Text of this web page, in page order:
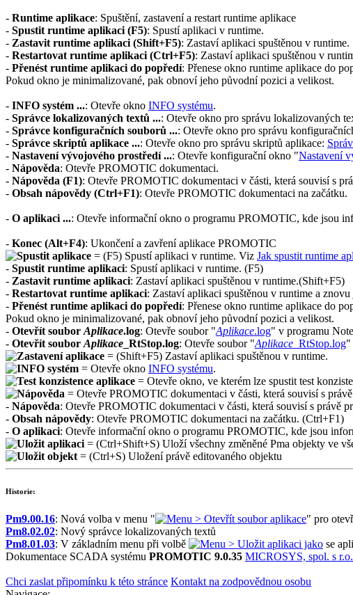
- Runtime aplikace: Spuštění, zastavení a restart runtime aplikace
- Spustit runtime aplikaci (F5): Spustí aplikaci v runtime.
- Zastavit runtime aplikaci (Shift+F5): Zastaví aplikaci spuštěnou v runtime.
- Restartovat runtime aplikaci (Ctrl+F5): Zastaví aplikaci spuštěnou v
- Přenést runtime aplikaci do popředí: Přenese okno runtime aplikace do
Pokud okno je minimalizované, pak obnoví jeho původní pozici a velikost.
- INFO systém ...: Otevře okno INFO systému.
- Správce lokalizovaných textů ...: Otevře okno pro správu lokalizovaných
- Správce konfiguračních souborů ...: Otevře okno pro správu
- Správce skriptů aplikace ...: Otevře okno pro správu skriptů aplikace:
- Nastavení vývojového prostředí ...: Otevře konfigurační okno "Nastavení
- Nápověda: Otevře PROMOTIC dokumentaci.
- Nápověda (F1): Otevře PROMOTIC dokumentaci v části, která souvisí s
- Obsah nápovědy (Ctrl+F1): Otevře PROMOTIC dokumentaci na začátku.
- O aplikaci ...: Otevře informační okno o programu PROMOTIC, kde jsou
- Konec (Alt+F4): Ukončení a zavření aplikace PROMOTIC
= (F5) Spustí aplikaci v runtime. Viz Jak spustit runtime
- Spustit runtime aplikaci: Spustí aplikaci v runtime. (F5)
- Zastavit runtime aplikaci: Zastaví aplikaci spuštěnou v runtime.(Shift+F5)
- Restartovat runtime aplikaci: Zastaví aplikaci spuštěnou v runtime a
- Přenést runtime aplikaci do popředí: Přenese okno runtime aplikace do
Pokud okno je minimalizované, pak obnoví jeho původní pozici a velikost.
- Otevřít soubor Aplikace.log: Otevře soubor "Aplikace.log" v programu
- Otevřít soubor Aplikace _RtStop.log: Otevře soubor "Aplikace _RtStop.log"
= (Shift+F5) Zastaví aplikaci spuštěnou v runtime.
= Otevře okno INFO systému.
= Otevře okno, ve kterém lze spustit test
= Otevře PROMOTIC dokumentaci v části, která souvisí s
- Nápověda: Otevře PROMOTIC dokumentaci v části, která souvisí s právě
- Obsah nápovědy: Otevře PROMOTIC dokumentaci na začátku. (Ctrl+F1)
- O aplikaci: Otevře informační okno o programu PROMOTIC, kde jsou
= (Ctrl+Shift+S) Uloží všechny změněné Pma objekty ve
= (Ctrl+S) Uložení právě editovaného objektu
Historie:
Pm9.00.16: Nová volba v menu " > Otevřít soubor aplikace" pro
Pm8.02.02: Nový správce lokalizovaných textů
Pm8.01.03: V základním menu při volbě > Uložit aplikaci jako se
Dokumentace SCADA systému PROMOTIC 9.0.35 MICROSYS, spol. s r.o.
Chci zaslat připomínku k této stránce Kontakt na zodpovědnou osobu